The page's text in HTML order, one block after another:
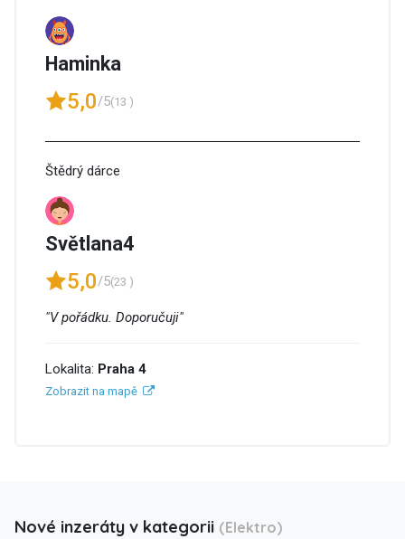
Haminka
5,0/5(13 )
Štědrý dárce
Světlana4
5,0/5(23 )
"V pořádku. Doporučuji"
Lokalita: Praha 4
Zobrazit na mapě
Nové inzeráty v kategorii (Elektro)